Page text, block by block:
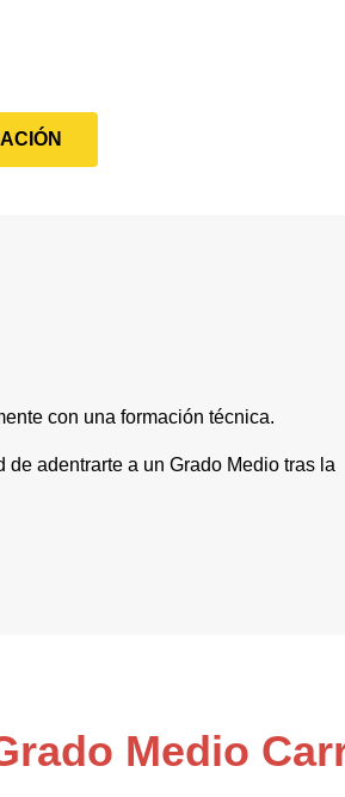
con una formación técnica.
adentrarte a un Grado Medio tras la
Medio